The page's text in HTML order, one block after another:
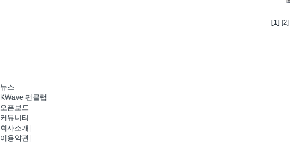
[1] [2]
뉴스
KWave 팬클럽
오픈보드
커뮤니티
회사소개
이용약관